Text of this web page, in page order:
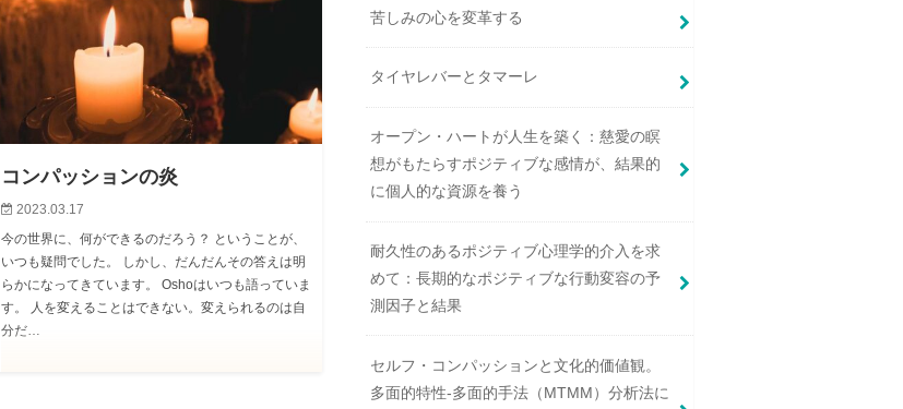
コンパッションの炎
2023.03.17
今の世界に、何ができるのだろう？ ということが、
いつも疑問でした。 しかし、だんだんその答えは明
らかになってきています。 Oshoはいつも語っていま
す。 人を変えることはできない。変えられるのは自
分だ…
苦しみの心を変革する
タイヤレバーとタマーレ
オープン・ハートが人生を築く：慈愛の瞑
想がもたらすポジティブな感情が、結果的
に個人的な資源を養う
耐久性のあるポジティブ心理学的介入を求
めて：長期的なポジティブな行動変容の予
測因子と結果
セルフ・コンパッションと文化的価値観。
多面的特性-多面的手法（MTMM）分析法に